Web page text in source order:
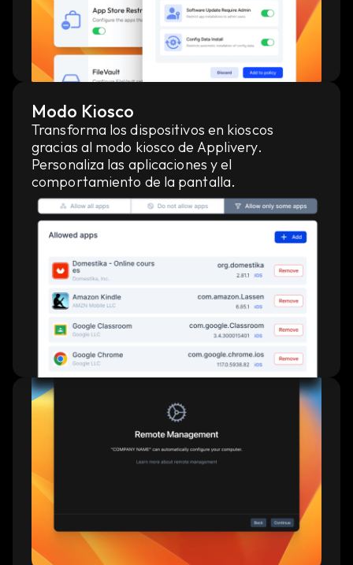
Modo Kiosco
Transforma los dispositivos en kioscos
gracias al modo kiosco de Applivery.
Personaliza las aplicaciones y el
comportamiento de la pantalla.